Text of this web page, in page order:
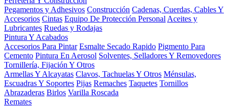
Pegamentos y Adhesivos Construcción Cadenas, Cuerdas, Cables Y
Accesorios Cintas Equipo De Protección Personal Aceites y
Lubricantes Ruedas y Rodajas
Pintura Y Acabados
Accesorios Para Pintar Esmalte Secado Rapido Pigmento Para
Cemento Pintura En Aerosol Solventes, Selladores Y Removedores
Tornillería, Fijación Y Otros
Armellas Y Alcayatas Clavos, Tachuelas Y Otros Ménsulas,
Escuadras Y Soportes Pijas Remaches Taquetes Tornillos
Abrazaderas Birlos Varilla Roscada
Remates